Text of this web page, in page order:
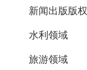
新闻出版版权
水利领域
旅游领域